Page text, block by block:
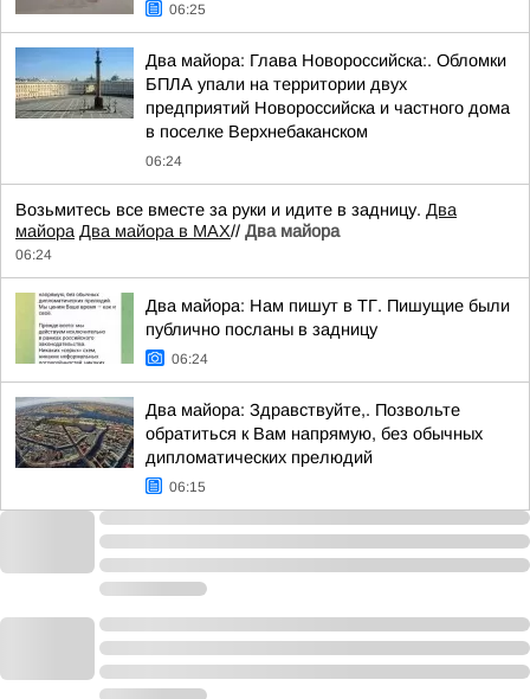
06:25
Два майора: Глава Новороссийска:. Обломки
БПЛА упали на территории двух
предприятий Новороссийска и частного дома
в поселке Верхнебаканском
06:24
Возьмитесь все вместе за руки и идите в задницу. Два
майора Два майора в МАХ// Два майора
06:24
Два майора: Нам пишут в ТГ. Пишущие были
публично посланы в задницу
06:24
Два майора: Здравствуйте,. Позвольте
обратиться к Вам напрямую, без обычных
дипломатических прелюдий
06:15